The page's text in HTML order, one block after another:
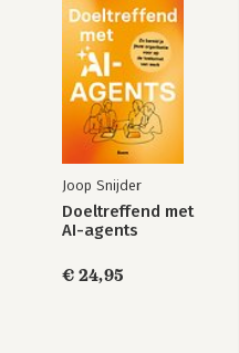
mannen in deze situatie. Veel
de neiging om uit
gaan en er zelf wel mee te
maar dat is natuurlijk zeer
hij een nieuw boek;
dat in juni 2023 is
bij AnderZ uitgevers.
en spreekt heel open
met ongeneeslijk
is, weet Kasper er met
Joop Snijder
Doeltreffend met
AI-agents
€ 24,95